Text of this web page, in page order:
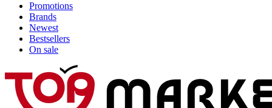
Promotions
Brands
Newest
Bestsellers
On sale